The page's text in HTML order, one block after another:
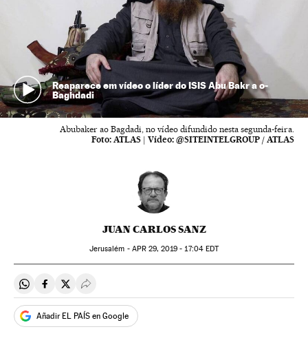
Reaparece em vídeo o líder do ISIS Abu Bakr a o-
Baghdadi
Abubaker ao Bagdadi, no vídeo difundido nesta segunda-feira.
Foto: ATLAS | Vídeo: @SITEINTELGROUP / ATLAS
JUAN CARLOS SANZ
Jerusalém - APR 29, 2019 - 17:04EDT
Compartir en Whatsapp
Compartir en Facebook
Compartir en Twitter
Desplegar Redes Sociales
Añadir EL PAÍS en Google